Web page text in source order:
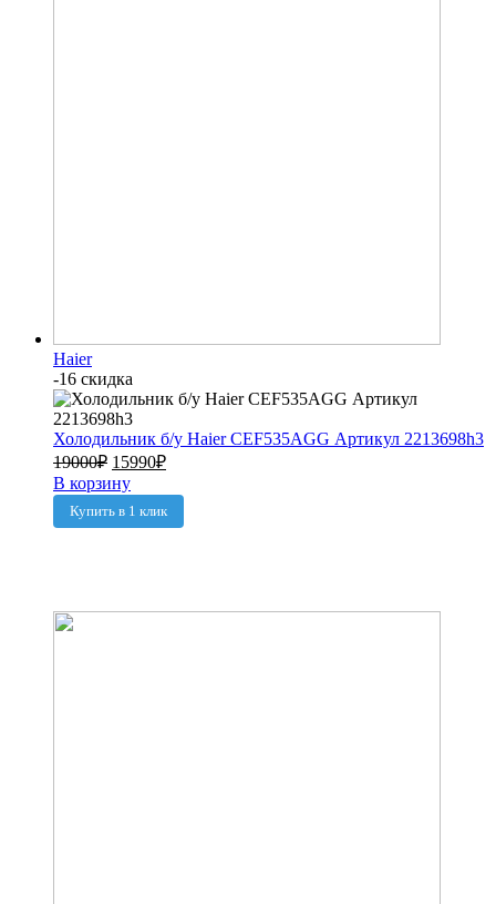
Haier
-16 скидка
Холодильник б/у Haier CEF535AGG Артикул 2213698h3
19000₽ 15990₽
В корзину
Купить в 1 клик